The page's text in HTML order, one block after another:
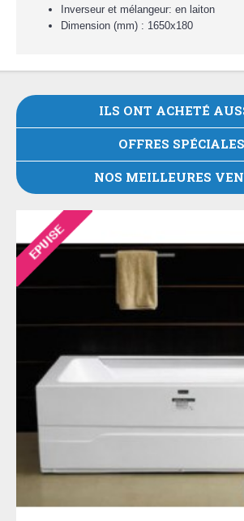
Inverseur et mélangeur: en laiton
Dimension (mm) : 1650x180
ILS ONT ACHETÉ
OFFRES SPÉCIALES
NOS MEILLEURES